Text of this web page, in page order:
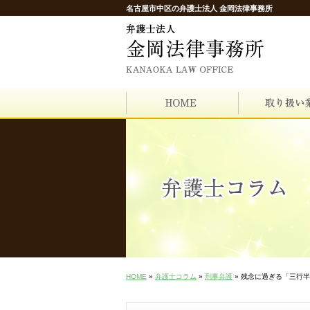
名古屋市中区の弁護士法人 金岡法律事務所
HOME » 弁護士コラム » 刑事弁護 » 残念に過ぎる「三行